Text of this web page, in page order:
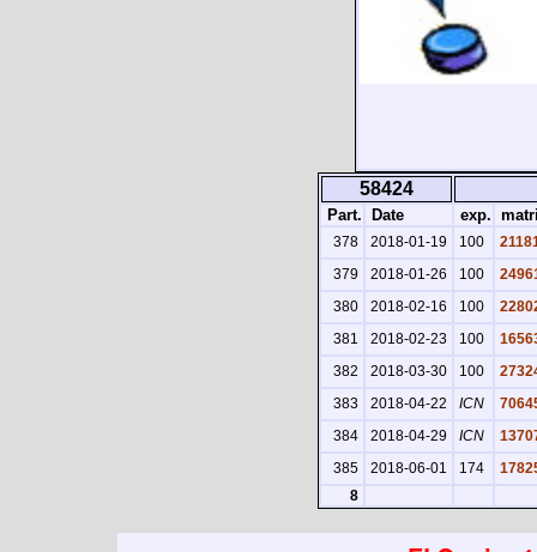
58424
Part. Date exp.
378 2018-01-19 100
379
2018-01-26 100
380
2018-02-16 100
381
2018-02-23 100
382
2018-03-30 100
383
2018-04-22 ICN
384
2018-04-29 ICN
385
2018-06-01 174
8